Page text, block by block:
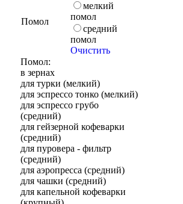
Помол
мелкий
помол
средний
помол
Очистить
Помол:
в зернах
для турки (мелкий)
для эспрессо тонко (мелкий)
для эспрессо грубо
(средний)
для гейзерной кофеварки
(средний)
для пуровера - фильтр
(средний)
для аэропресса (средний)
для чашки (средний)
для капельной кофеварки